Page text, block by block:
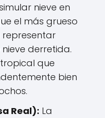
nieve en
el más grueso
derretida.
que
bien
Real): La